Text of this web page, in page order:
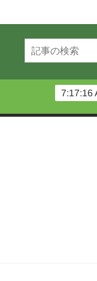
検
索
7:17:16